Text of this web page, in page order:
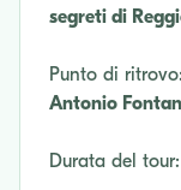
segreti di
Punto di ritrovo:
Antonio
Durata del tour: